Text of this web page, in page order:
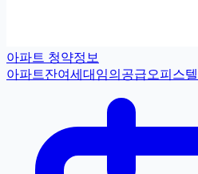
아파트 청약정보
아파트잔여세대 임의공급오피스텔